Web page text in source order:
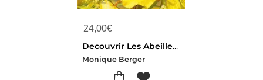
24,00€
Decouvrir Les Abeilles Sauvages
Monique Berger